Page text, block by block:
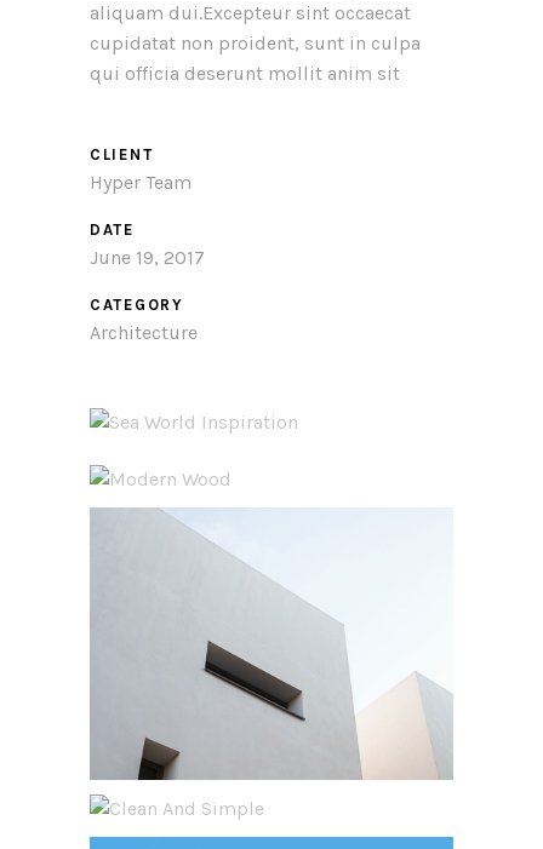
aliquam dui.Excepteur sint occaecat
cupidatat non proident, sunt in culpa
qui officia deserunt mollit anim sit
CLIENT
Hyper Team
DATE
June 19, 2017
CATEGORY
Architecture